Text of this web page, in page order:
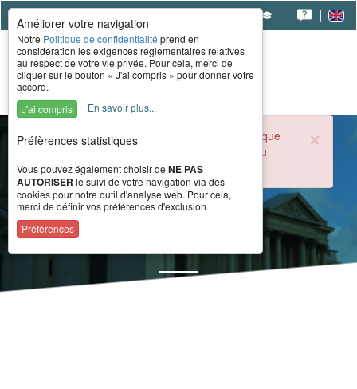
×
Durant la période estivale, l'accueil téléphonique
du CERAH est ouvert de 8h à 16h du lundi au
vendredi.
Améliorer votre navigation
Notre Politique de confidentialité prend en
considération les exigences réglementaires relatives
au respect de votre vie privée. Pour cela, merci de
cliquer sur le bouton « J'ai compris » pour donner votre
accord.
J'ai compris
En savoir plus...
Préfèrences statistiques
Vous pouvez également choisir de NE PAS
AUTORISER le suivi de votre navigation via des
cookies pour notre outil d'analyse web. Pour cela,
merci de définir vos préférences d'exclusion.
Préférences